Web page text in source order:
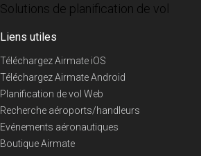
Solutions de planification de vol
Liens utiles
Téléchargez Airmate iOS
Téléchargez Airmate Android
Planification de vol Web
Recherche aéroports/handleurs
Evénements aéronautiques
Boutique Airmate